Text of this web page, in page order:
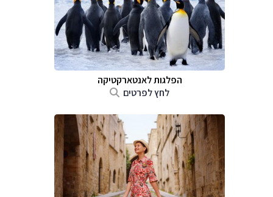
הפלגות לאנטארקטיקה
לחץ לפרטים